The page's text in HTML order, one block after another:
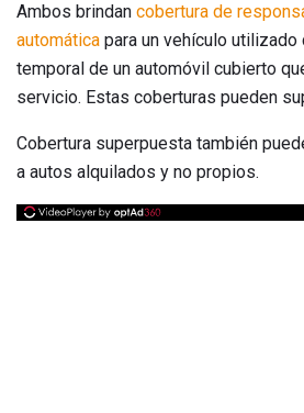
Ambos brindan cobertura de
automática para un vehículo
temporal de un automóvil cubierto
servicio. Estas coberturas pueden
Cobertura superpuesta también
a autos alquilados y no propios.